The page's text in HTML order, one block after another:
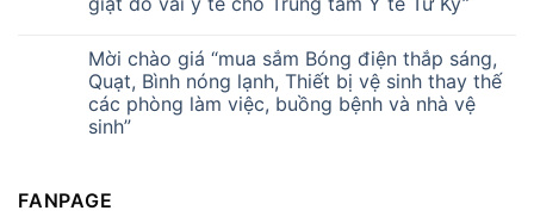
Mời chào giá “mua sắm Bóng điện thắp sáng,
Quạt, Bình nóng lạnh, Thiết bị vệ sinh thay thế
các phòng làm việc, buồng bệnh và nhà vệ
sinh”
FANPAGE